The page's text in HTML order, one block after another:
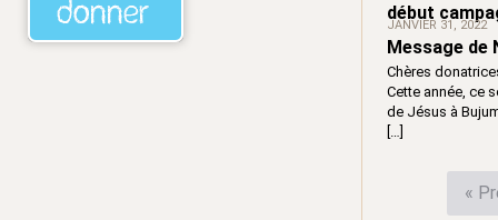
début
JANVIER 31, 2022
Message de
Chères
Cette année, ce
de Jésus à
[…]
«